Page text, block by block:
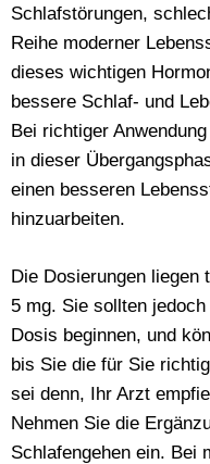
Schlafstörungen,
Reihe moderner
dieses wichtigen
bessere Schlaf- und
Bei richtiger
in dieser
einen besseren
hinzuarbeiten.
Die Dosierungen liegen
5 mg. Sie sollten
Dosis beginnen, und
bis Sie die für Sie
sei denn, Ihr Arzt
Nehmen Sie die
Schlafengehen ein. Bei